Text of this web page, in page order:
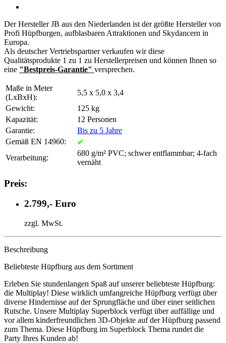
Der Hersteller JB aus den Niederlanden ist der größte Hersteller von
Profi Hüpfburgen, aufblasbaren Attraktionen und Skydancern in
Europa.
Als deutscher Vertriebspartner verkaufen wir diese
Qualitätsprodukte 1 zu 1 zu Herstellerpreisen und können Ihnen so
eine "Bestpreis-Garantie" versprechen.
Maße in Meter
(LxBxH):
5,5 x 5,0 x 3,4
Gewicht:
125 kg
Kapazität:
12 Personen
Garantie:
Bis zu 5 Jahre
Gemäß EN 14960:
✔
Verarbeitung:
680 g/m² PVC; schwer entflammbar; 4-fach
vernäht
Preis:
2.799,- Euro
zzgl. MwSt.
Beschreibung
Beliebteste Hüpfburg aus dem Sortiment
Erleben Sie stundenlangen Spaß auf unserer beliebteste Hüpfburg:
die Multiplay! Diese wirklich umfangreiche Hüpfburg verfügt über
diverse Hindernisse auf der Sprungfläche und über einer seitlichen
Rutsche. Unsere Multiplay Superblock verfügt über auffällige und
vor allem kinderfreundlichen 3D-Objekte auf der Hüpfburg passend
zum Thema. Diese Hüpfburg im Superblock Thema rundet die
Party Ihres Kunden ab!